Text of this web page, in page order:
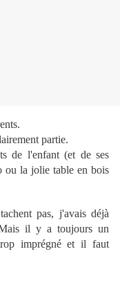
partie.
de l'enfant (et de ses
ou la jolie table en bois
pas, j'avais déjà
il y a toujours un
imprégné et il faut